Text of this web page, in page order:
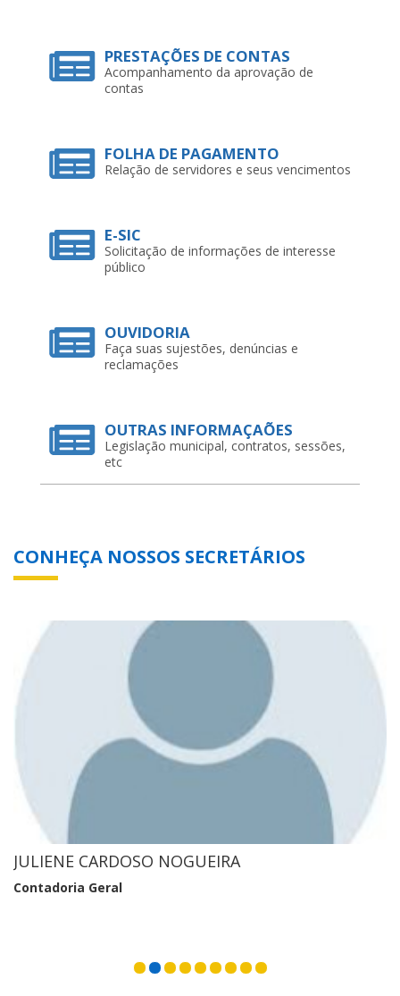
PRESTAÇÕES DE CONTAS
Acompanhamento da aprovação de
contas
FOLHA DE PAGAMENTO
Relação de servidores e seus vencimentos
E-SIC
Solicitação de informações de interesse
público
OUVIDORIA
Faça suas sujestões, denúncias e
reclamações
OUTRAS INFORMAÇAÕES
Legislação municipal, contratos, sessões,
etc
CONHEÇA NOSSOS SECRETÁRIOS
JULIENE CARDOSO NOGUEIRA
Contadoria Geral